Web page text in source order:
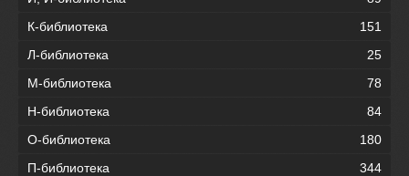
К-библиотека
151
Л-библиотека
25
М-библиотека
78
Н-библиотека
84
О-библиотека
180
П-библиотека
344